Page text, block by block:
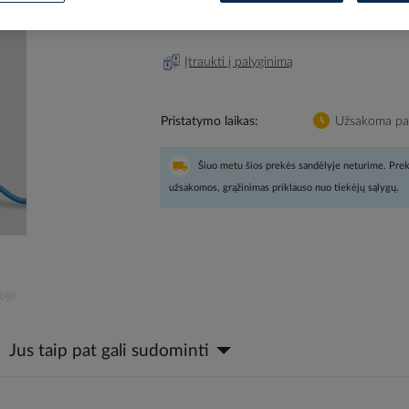
Įtraukti į palyginimą
Pristatymo laikas Užsakoma
Šiuo metu šios prekės sandėlyje neturime.
užsakomos, grąžinimas priklauso nuo tiekėjų sąlygų.
Jus taip pat gali sudominti